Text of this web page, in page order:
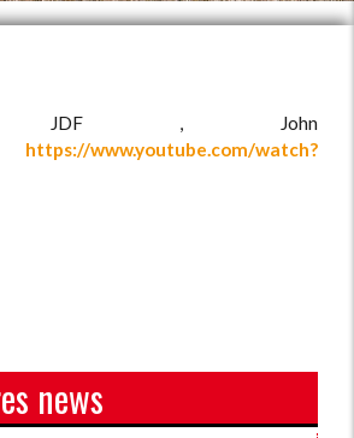
JDF , John
https://www.youtube.com/watch?
news